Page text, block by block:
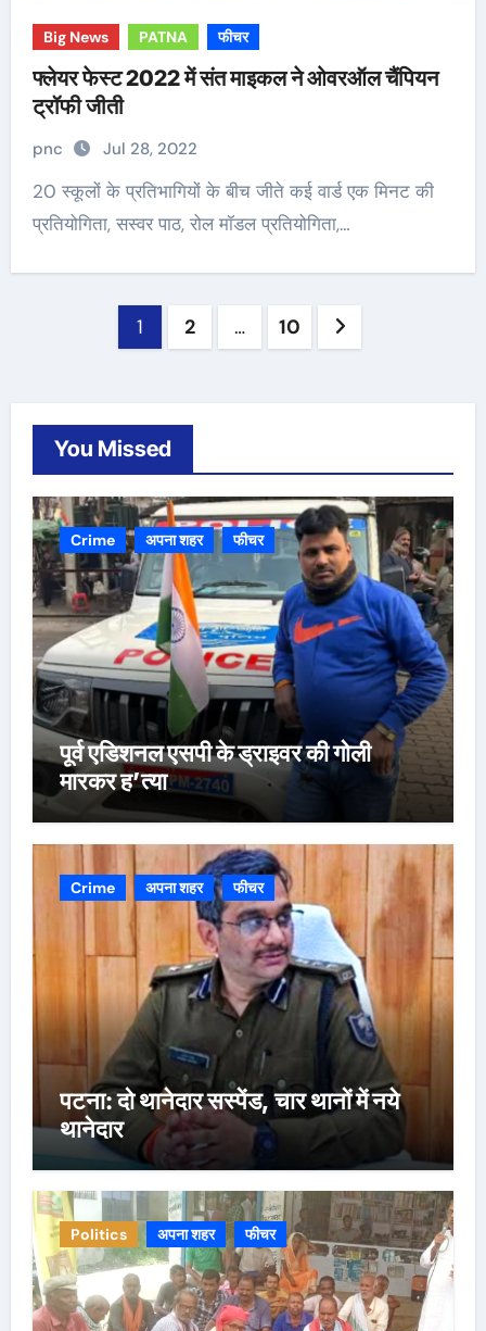
Big News PATNA फीचर
फ्लेयर फेस्ट 2022 में संत माइकल ने ओवरऑल चैंपियन
ट्रॉफी जीती
pnc Jul 28, 2022
20 स्कूलों के प्रतिभागियों के बीच जीते कई वार्ड एक मिनट की
प्रतियोगिता, सस्वर पाठ, रोल मॉडल प्रतियोगिता,…
1 2 … 10
You Missed
Crime अपना शहर फीचर
पूर्व एडिशनल एसपी के ड्राइवर की गोली
मारकर ह’त्या
Crime अपना शहर फीचर
पटना: दो थानेदार सस्पेंड, चार थानों में नये
थानेदार
Politics अपना शहर फीचर